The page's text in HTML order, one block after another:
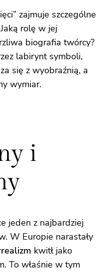
zajmuje szczególne
rolę w jej
biografia twórcy?
labirynt symboli,
się z wyobraźnią, a
wymiar.
i
jeden z najbardziej
W Europie narastały
kwitł jako
To właśnie w tym